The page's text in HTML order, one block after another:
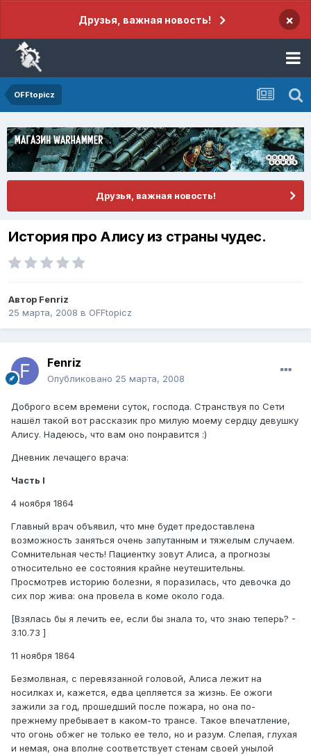
Друзья, важная новость! ×
OFFtopicz
Друзья, важная новость!
История про Алису из страны чудес.
Автор Fenriz
25 марта, 2008 в OFFtopicz
Fenriz
Опубликовано 25 марта, 2008
Доброго всем времени суток, господа. Странствуя по Сети
нашёл такой вот рассказик про милую моему сердцу девушку
Алису. Надеюсь, что вам оно понравится :)
Дневник лечащего врача:
Часть I
4 ноября 1864
Главный врач объявил, что мне будет предоставлена
возможность заняться очень запутанным и тяжелым случаем.
Сомнительная честь! Пациентку зовут Алиса, а прогнозы
относительно ее состояния крайне неутешительны.
Просмотрев историю болезни, я поразилась, что девочка до
сих пор жива: она провела в коме около года.
[Взялась бы я лечить ее, если бы знала то, что знаю теперь? -
3.10.73 ]
11 ноября 1864
Безмолвная, с перевязанной головой, Алиса лежит на
носилках и, кажется, едва цепляется за жизнь. Ее ожоги
зажили за год, прошедший после пожара, но она по-
прежнему пребывает в каком-то трансе. Такое впечатление,
что огонь обжег не только ее тело, но и разум. Слепая, глухая
и немая, она вполне соответствует стенам своей унылой